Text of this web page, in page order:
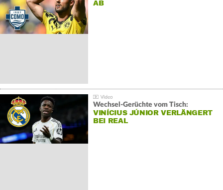
AB
Wechsel-Gerüchte vom Tisch:
VINÍCIUS JÚNIOR VERLÄNGERT
BEI REAL